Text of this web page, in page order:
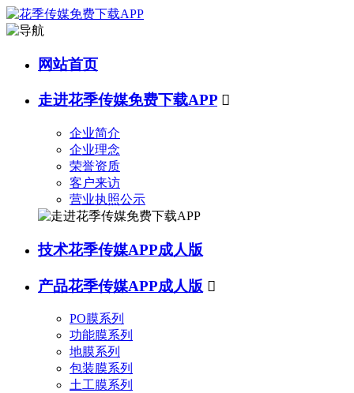
网站首页
走进花季传媒免费下载APP 
企业简介
企业理念
荣誉资质
客户来访
营业执照公示
技术花季传媒APP成人版
产品花季传媒APP成人版 
PO膜系列
功能膜系列
地膜系列
包装膜系列
土工膜系列